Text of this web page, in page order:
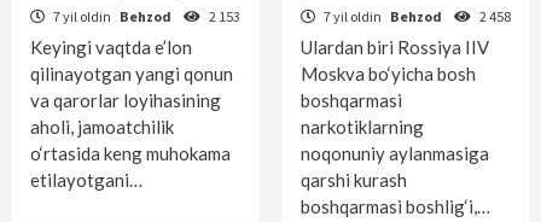
7 yil oldin Behzod 2 153
Keyingi vaqtda e’lon
qilinayotgan yangi qonun
va qarorlar loyihasining
aholi, jamoatchilik
o‘rtasida keng muhokama
etilayotgani…
7 yil oldin Behzod 2 458
Ulardan biri Rossiya IIV
Moskva bo‘yicha bosh
boshqarmasi
narkotiklarning
noqonuniy aylanmasiga
qarshi kurash
boshqarmasi boshlig‘i,…